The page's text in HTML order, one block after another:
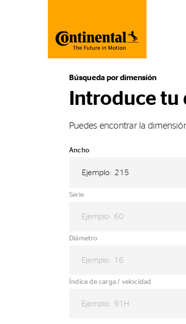
Búsqueda por dimensión
Introduce
Puedes encontrar la
Ancho
Ejemplo: 215
Serie
Ejemplo: 60
Diámetro
Ejemplo: 16
Índice de carga / velocidad
Ejemplo: 91H